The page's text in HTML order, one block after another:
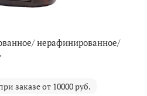
нерафинированное/
заказе от 10000 руб.